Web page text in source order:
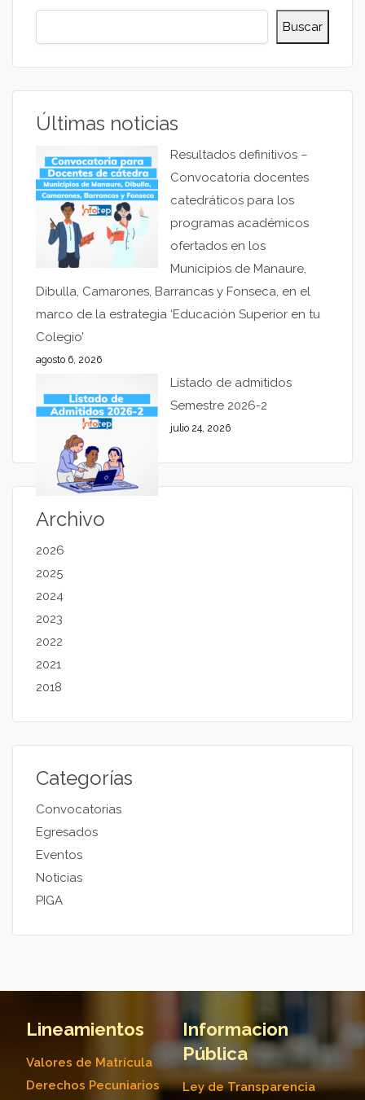
Buscar
Últimas noticias
Resultados definitivos –
Convocatoria docentes
catedráticos para los
programas académicos
ofertados en los
Municipios de Manaure,
Dibulla, Camarones, Barrancas y Fonseca, en el
marco de la estrategia ‘Educación Superior en tu
Colegio’
agosto 6, 2026
Listado de admitidos
Semestre 2026-2
julio 24, 2026
Archivo
2026
2025
2024
2023
2022
2021
2018
Categorías
Convocatorias
Egresados
Eventos
Noticias
PIGA
Lineamientos
Valores de Matrícula
Derechos Pecuniarios
Informacion
Pública
Ley de Transparencia